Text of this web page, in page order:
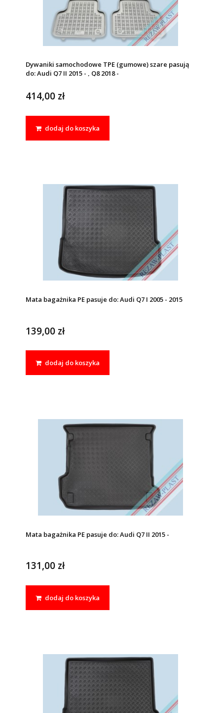
Dywaniki samochodowe TPE (gumowe) szare pasują
do: Audi Q7 II 2015 - , Q8 2018 -
414,00 zł
dodaj do koszyka
Mata bagażnika PE pasuje do: Audi Q7 I 2005 - 2015
139,00 zł
dodaj do koszyka
Mata bagażnika PE pasuje do: Audi Q7 II 2015 -
131,00 zł
dodaj do koszyka